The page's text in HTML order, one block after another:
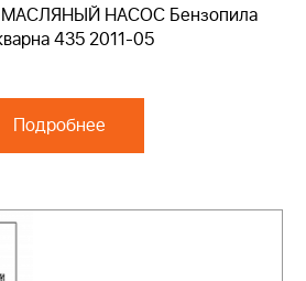
НАСОС Бензопила
435 2011-05
Подробнее